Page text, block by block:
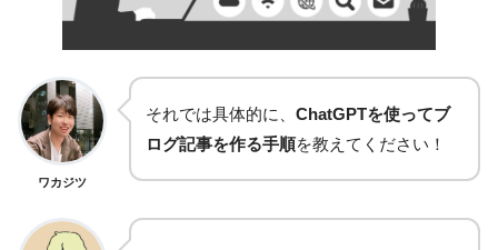
ワカジツ
それでは具体的に、 ChatGPTを使ってブ
ログ記事を作る手順を教えてください！